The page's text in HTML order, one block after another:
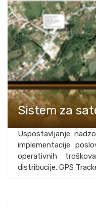
Sistem za
Uspostavljanje
implementacije
operativnih
distribucije. GPS